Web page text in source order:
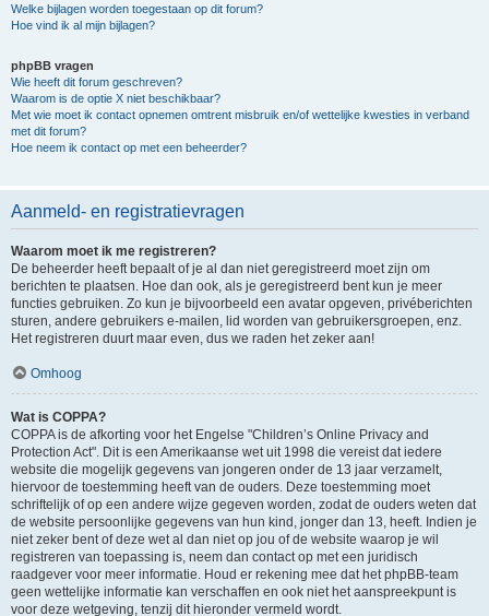
Welke bijlagen worden toegestaan op dit forum?
Hoe vind ik al mijn bijlagen?
phpBB vragen
Wie heeft dit forum geschreven?
Waarom is de optie X niet beschikbaar?
Met wie moet ik contact opnemen omtrent misbruik en/of wettelijke kwesties in verband
met dit forum?
Hoe neem ik contact op met een beheerder?
Aanmeld- en registratievragen
Waarom moet ik me registreren?
De beheerder heeft bepaalt of je al dan niet geregistreerd moet zijn om
berichten te plaatsen. Hoe dan ook, als je geregistreerd bent kun je meer
functies gebruiken. Zo kun je bijvoorbeeld een avatar opgeven, privéberichten
sturen, andere gebruikers e-mailen, lid worden van gebruikersgroepen, enz.
Het registreren duurt maar even, dus we raden het zeker aan!
Omhoog
Wat is COPPA?
COPPA is de afkorting voor het Engelse "Children’s Online Privacy and
Protection Act". Dit is een Amerikaanse wet uit 1998 die vereist dat iedere
website die mogelijk gegevens van jongeren onder de 13 jaar verzamelt,
hiervoor de toestemming heeft van de ouders. Deze toestemming moet
schriftelijk of op een andere wijze gegeven worden, zodat de ouders weten dat
de website persoonlijke gegevens van hun kind, jonger dan 13, heeft. Indien je
niet zeker bent of deze wet al dan niet op jou of de website waarop je wil
registreren van toepassing is, neem dan contact op met een juridisch
raadgever voor meer informatie. Houd er rekening mee dat het phpBB-team
geen wettelijke informatie kan verschaffen en ook niet het aanspreekpunt is
voor deze wetgeving, tenzij dit hieronder vermeld wordt.